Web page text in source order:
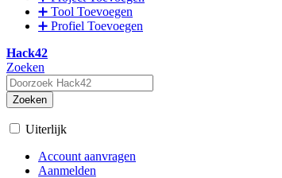
➕ Tool Toevoegen
➕ Profiel Toevoegen
Hack42
Zoeken
Zoeken
Uiterlijk
Account aanvragen
Aanmelden